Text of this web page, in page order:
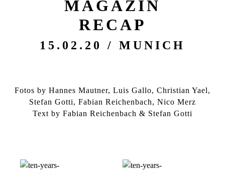
MAGAZIN
RECAP
15.02.20 / MUNICH
Fotos by Hannes Mautner, Luis Gallo, Christian Yael,
Stefan Gotti, Fabian Reichenbach, Nico Merz
Text by Fabian Reichenbach & Stefan Gotti